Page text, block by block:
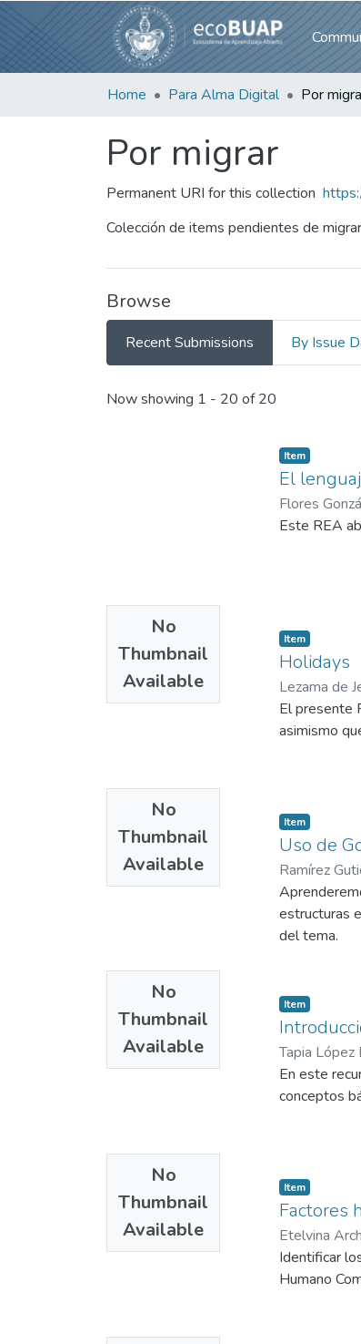
Home Para Alma Digital Por
Por migrar
Permanent URI for this collection
Colección de items pendientes de
Browse
Recent Submissions By Issue
Recent Submissions
Now showing 1 - 20 of 20
No
Thumbnail
Available
Item
El
Flores
Este REA
No
Thumbnail
Available
Item
Holidays
Lezama de
El presente
asimismo
No
Thumbnail
Available
Item
Uso de
Ramírez
estructuras
del tema.
No
Thumbnail
Available
Item
Tapia López
En este
conceptos
Item
Factores
Etelvina
Identificar
Humano